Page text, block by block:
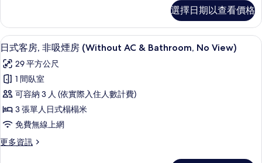
私
人
浴
室
(Without
AC,
No
View)
所
房,
非
吸
房,
私
人
浴
室
(Without
AC,
No
選擇日期以查看價格
顯
示
日
式
客
房,
吸
2
日式客房, 非吸煙房 (Without AC & Bathroom, No View)
29 平方公尺
1 間臥室
可容納 3 人 (依實際入住人數計費)
3 張單人日式榻榻米
免費無線上網
更多資訊
更